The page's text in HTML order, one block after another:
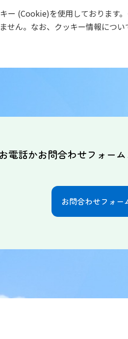
(Cookie)を使用しております
ん。なお、クッキー情報につい
話かお問合わせフォーム
お問合わせフォー